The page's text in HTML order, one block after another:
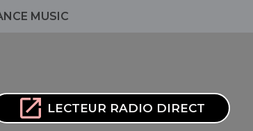
MUSIC
open_in_new LECTEUR RADIO DIRECT